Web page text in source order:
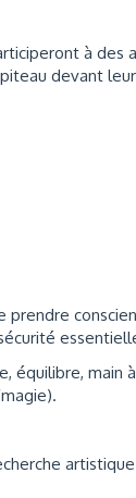
à des
devant
prendre
main